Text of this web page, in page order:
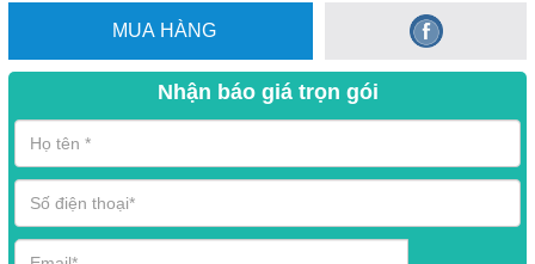
MUA HÀNG
Nhận báo giá trọn gói